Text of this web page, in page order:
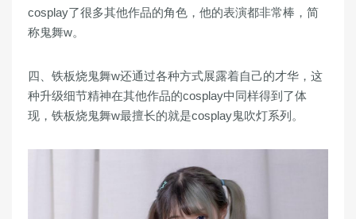
cosplay了很多其他作品的角色，他的表演都非常棒，简
称鬼舞w。
四、铁板烧鬼舞w还通过各种方式展露着自己的才华，这
种升级细节精神在其他作品的cosplay中同样得到了体
现，铁板烧鬼舞w最擅长的就是cosplay鬼吹灯系列。